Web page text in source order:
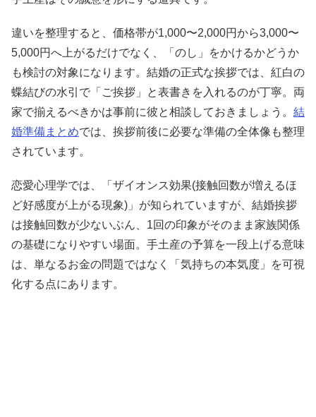
違いを整理すると、価格帯が1,000〜2,000円から3,000〜
5,000円へ上がるだけでなく、「のし」をかけるかどうか
も検討の対象になります。結婚の正式な挨拶では、紅白の
蝶結びの水引で「ご挨拶」と表書きを入れるのが丁寧。両
家で揃えるべきかは事前に彼と相談しておきましょう。 結
婚準備まとめでは、挨拶前後に必要な準備の全体像も整理
されています。
恋愛心理学では、「ザイオンス効果(接触回数が増えるほ
ど好感度が上がる現象)」が知られていますが、結婚挨拶
は接触回数が少ないぶん、1回の印象がそのまま家族関係
の基礎になりやすい場面。手土産の予算を一段上げる意味
は、単なるお金の問題ではなく「気持ちの本気度」を可視
化する点にあります。